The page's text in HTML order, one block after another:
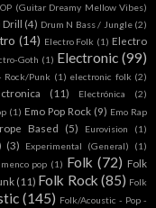
(Guitar Dreamy Mellow Vibes)
Drill (4) Drum N Bass / Jungle (2)
(14) Electro Folk (1) Electro
Goth (1) Electronic (99)
Rock/Punk (1) electronic folk (2)
(11) Electrónica (2)
(1) Emo Pop Rock (9) Emo Rap
Based (5) Eurovision (1)
(3) Experimental (General) (1)
pop (1) Folk (72) Folk
(11) Folk Rock (85) Folk
(145) Folk/Acoustic - Pop -